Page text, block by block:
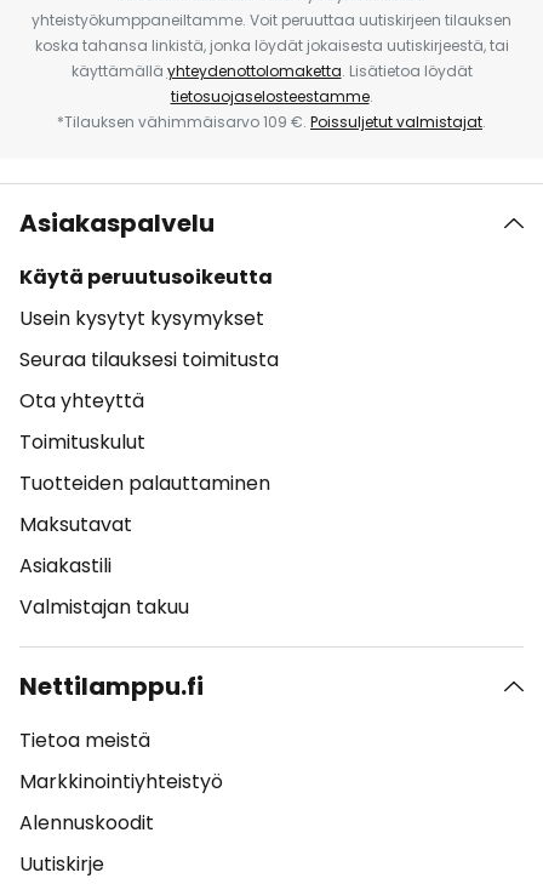
yhteistyökumppaneiltamme. Voit peruuttaa uutiskirjeen tilauksen
koska tahansa linkistä, jonka löydät jokaisesta uutiskirjeestä, tai
käyttämällä yhteydenottolomaketta. Lisätietoa löydät
tietosuojaselosteestamme.
*Tilauksen vähimmäisarvo 109 €. Poissuljetut valmistajat.
Asiakaspalvelu
Käytä peruutusoikeutta
Usein kysytyt kysymykset
Seuraa tilauksesi toimitusta
Ota yhteyttä
Toimituskulut
Tuotteiden palauttaminen
Maksutavat
Asiakastili
Valmistajan takuu
Nettilamppu.fi
Tietoa meistä
Markkinointiyhteistyö
Alennuskoodit
Uutiskirje